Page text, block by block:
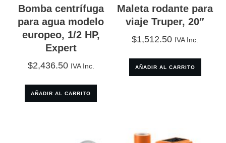
Bomba centrífuga
para agua modelo
europeo, 1/2 HP,
Expert
$2,436.50 IVA Inc.
AÑADIR AL CARRITO
Maleta rodante para
viaje Truper, 20″
$1,512.50 IVA Inc.
AÑADIR AL CARRITO